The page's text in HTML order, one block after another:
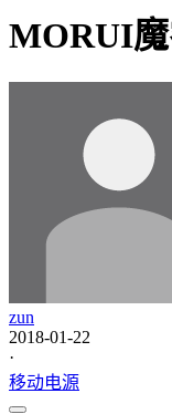
MORUI
zun
2018-01-22
·
移动电源